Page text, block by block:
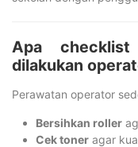
Apa
dilakukan
Perawatan operator
Bersihkan roller
Cek toner agar